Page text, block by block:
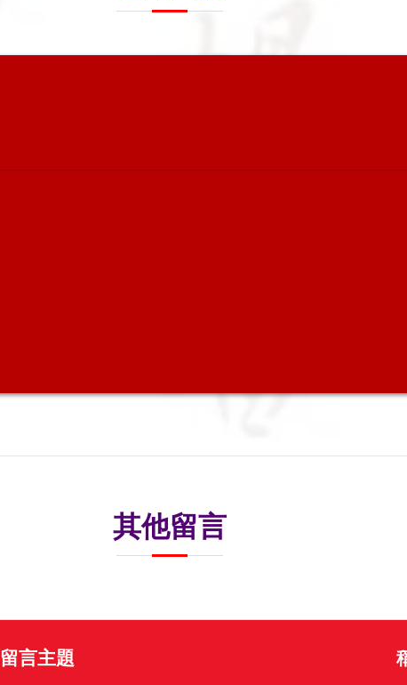
其他留言
留言主題